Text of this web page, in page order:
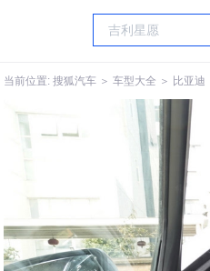
当前位置: 搜狐汽车 ＞ 车型大全 ＞ 比亚迪